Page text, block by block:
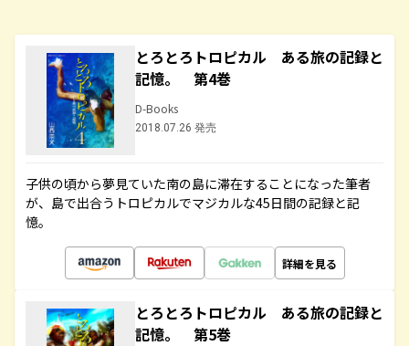
とろとろトロピカル ある旅の記録と
記憶。 第4巻
D-Books
2018.07.26 発売
子供の頃から夢見ていた南の島に滞在することになった筆者
が、島で出合うトロピカルでマジカルな45日間の記録と記
憶。
詳細を見る
とろとろトロピカル ある旅の記録と
記憶。 第5巻